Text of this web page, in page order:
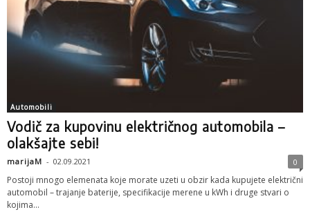
Automobili
Vodič za kupovinu električnog automobila –
olakšajte sebi!
marijaM - 02.09.2021 0
Postoji mnogo elemenata koje morate uzeti u obzir kada kupujete električni
automobil – trajanje baterije, specifikacije merene u kWh i druge stvari o
kojima...